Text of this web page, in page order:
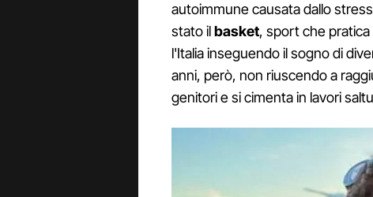
autoimmune causata dallo
stato ilbasket, sport che
l'Italia inseguendo il sogno di
anni, però, non riuscendo a
genitori e si cimenta in lavori